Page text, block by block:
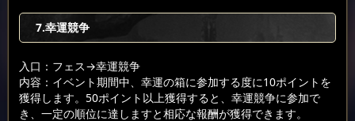
7.幸運競争
入口：フェス→幸運競争
内容：イベント期間中、幸運の箱に参加する度に10ポイントを
獲得します。50ポイント以上獲得すると、幸運競争に参加で
き、一定の順位に達しますと相応な報酬が獲得できます。